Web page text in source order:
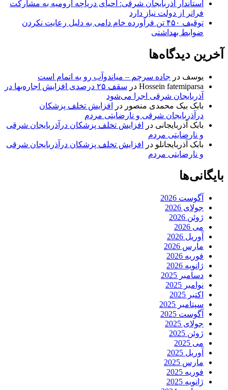
استاندار آذربایجان شرقی: احیای دریاچه ارومیه به مشارکت
فراتر از دولت نیاز دارد
توقیف ۴۵۰ تن فرآورده خام دامی به دلیل رعایت نکردن
ضوابط بهداشتی
آخرین دیدگاه‌ها
یوسف در جاده سرچم – میاندوآب رو به اتمام است
Hossein fatemiparsa در
سقف ۲۵ درصدی افزایش اجاره‌بها در
آذربایجان شرقی اجرا می‌شود
بابک بیک محمدی منصور در
افزایش تخلف پزشکان
درآذربایجان شرقی و نارضایتی مردم
بابک آذربایجانی در
افزایش تخلف پزشکان درآذربایجان شرقی
و نارضایتی مردم
بابک آذربایجانلو در
افزایش تخلف پزشکان درآذربایجان شرقی
و نارضایتی مردم
بایگانی‌ها
آگوست 2026
جولای 2026
ژوئن 2026
می 2026
آوریل 2026
مارس 2026
فوریه 2026
ژانویه 2026
دسامبر 2025
نوامبر 2025
اکتبر 2025
سپتامبر 2025
آگوست 2025
جولای 2025
ژوئن 2025
می 2025
آوریل 2025
مارس 2025
فوریه 2025
ژانویه 2025